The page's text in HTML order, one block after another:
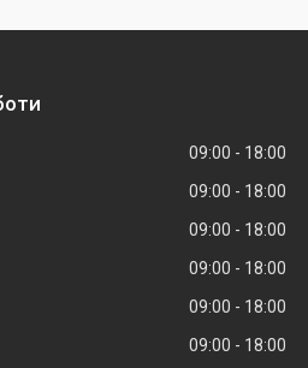
09:00
18:00
09:00
18:00
09:00
18:00
09:00
18:00
09:00
18:00
09:00
18:00